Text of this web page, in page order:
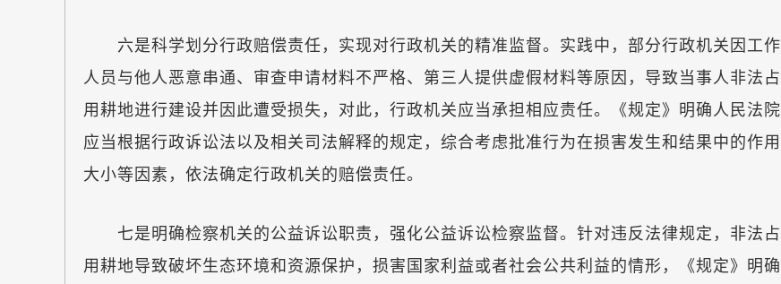
六是科学划分行政赔偿责任，实现对行政机关的精准监督。实践中，部分行政机关因工作
人员与他人恶意串通、审查申请材料不严格、第三人提供虚假材料等原因，导致当事人非法占
用耕地进行建设并因此遭受损失，对此，行政机关应当承担相应责任。《规定》明确人民法院
应当根据行政诉讼法以及相关司法解释的规定，综合考虑批准行为在损害发生和结果中的作用
大小等因素，依法确定行政机关的赔偿责任。
七是明确检察机关的公益诉讼职责，强化公益诉讼检察监督。针对违反法律规定，非法占
用耕地导致破坏生态环境和资源保护，损害国家利益或者社会公共利益的情形，《规定》明确